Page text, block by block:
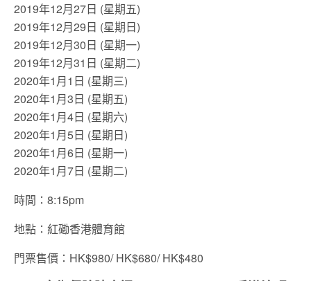
2019年12月27日 (星期五)
2019年12月29日 (星期日)
2019年12月30日 (星期一)
2019年12月31日 (星期二)
2020年1月1日 (星期三)
2020年1月3日 (星期五)
2020年1月4日 (星期六)
2020年1月5日 (星期日)
2020年1月6日 (星期一)
2020年1月7日 (星期二)
時間：8:15pm
地點：紅磡香港體育館
門票售價：HK$980/ HK$680/ HK$480